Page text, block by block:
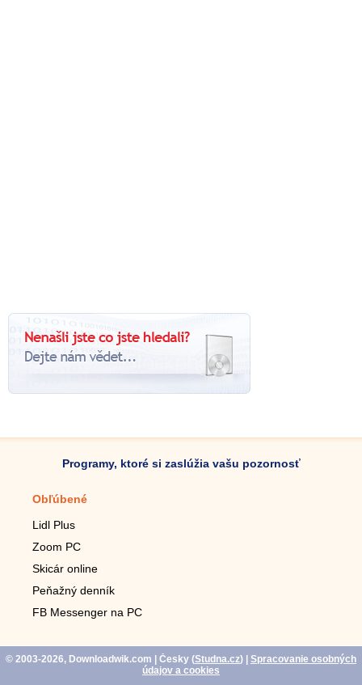
Programy, ktoré si zaslúžia vašu pozornosť
Obľúbené
Lidl Plus
Zoom PC
Skicár online
Peňažný denník
FB Messenger na PC
© 2003-2026, Downloadwik.com | Česky (Studna.cz)
Spracovanie osobných
údajov a cookies